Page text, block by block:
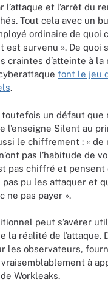
l’attaque et l’arrêt du
Tout cela avec un
ordinaire de quoi
est survenu ». De quoi
craintes d’atteinte à la
font le jeu
.
toutefois un défaut que
l’enseigne Silent au
le chiffrement : « de
pas l’habitude de
pas chiffré et pensent
pas pu les attaquer et
ne pas payer ».
peut s’avérer
la réalité de l’attaque.
les observateurs,
à
Workleaks.